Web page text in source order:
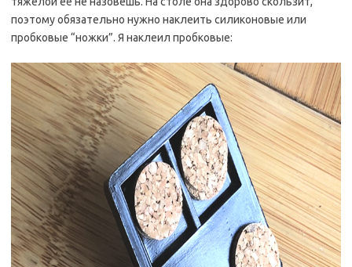
поэтому обязательно нужно наклеить силиконовые или
пробковые “ножки”. Я наклеил пробковые: